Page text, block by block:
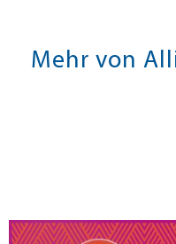
Mehr von